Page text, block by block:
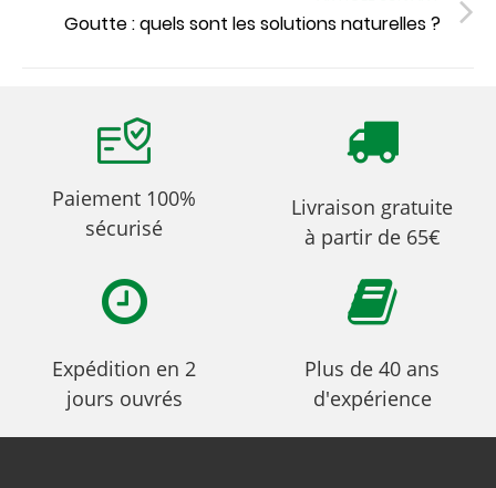
Goutte : quels sont les solutions naturelles ?
Paiement 100%
sécurisé
Livraison gratuite
à partir de 65€
Expédition en 2
jours ouvrés
Plus de 40 ans
d'expérience